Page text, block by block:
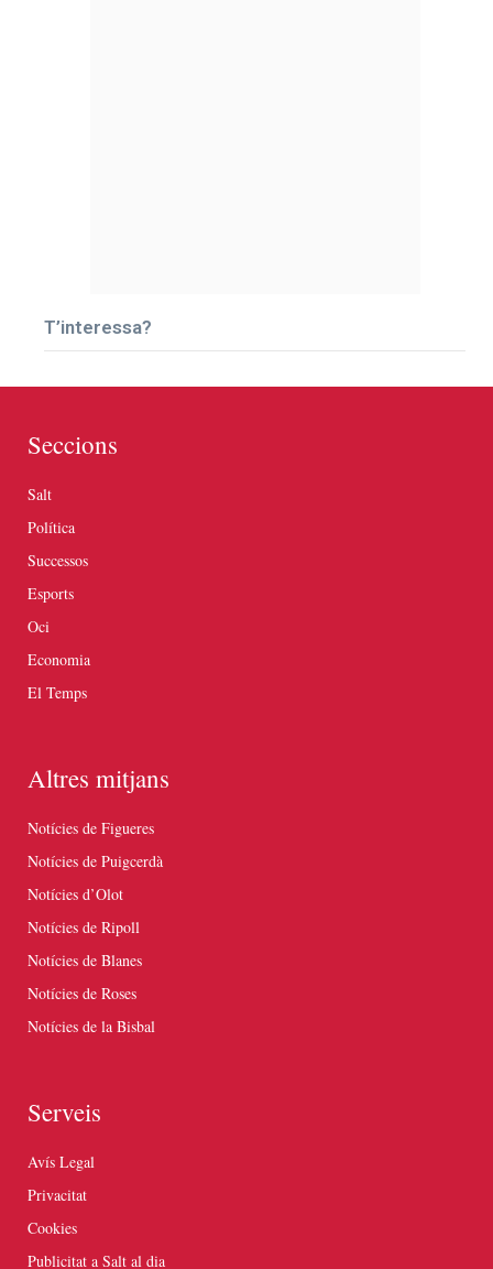
T’interessa?
Seccions
Salt
Política
Successos
Esports
Oci
Economia
El Temps
Altres mitjans
Notícies de Figueres
Notícies de Puigcerdà
Notícies d’Olot
Notícies de Ripoll
Notícies de Blanes
Notícies de Roses
Notícies de la Bisbal
Serveis
Avís Legal
Privacitat
Cookies
Publicitat a Salt al dia